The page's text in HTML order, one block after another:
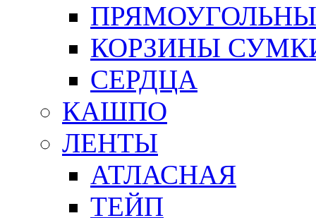
КОРЗИНЫ
СЕРДЦА
КАШПО
ЛЕНТЫ
АТЛАСНАЯ
ТЕЙП